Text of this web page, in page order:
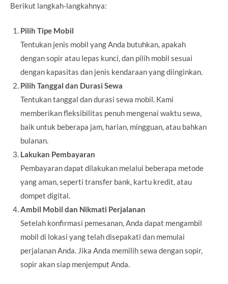
Berikut langkah-langkahnya:
Pilih Tipe Mobil
Tentukan jenis mobil yang Anda butuhkan, apakah
dengan sopir atau lepas kunci, dan pilih mobil sesuai
dengan kapasitas dan jenis kendaraan yang diinginkan.
Pilih Tanggal dan Durasi Sewa
Tentukan tanggal dan durasi sewa mobil. Kami
memberikan fleksibilitas penuh mengenai waktu sewa,
baik untuk beberapa jam, harian, mingguan, atau bahkan
bulanan.
Lakukan Pembayaran
Pembayaran dapat dilakukan melalui beberapa metode
yang aman, seperti transfer bank, kartu kredit, atau
dompet digital.
Ambil Mobil dan Nikmati Perjalanan
Setelah konfirmasi pemesanan, Anda dapat mengambil
mobil di lokasi yang telah disepakati dan memulai
perjalanan Anda. Jika Anda memilih sewa dengan sopir,
sopir akan siap menjemput Anda.